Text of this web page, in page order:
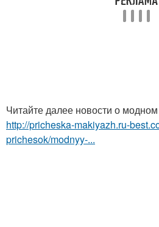
Читайте далее новости о
http://pricheska-makiyazh.ru-
prichesok/modnyy-...